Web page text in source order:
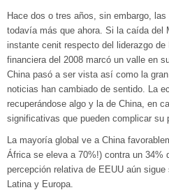
Hace dos o tres años, sin embargo,
todavía más que ahora. Si la caída del
instante cenit respecto del liderazgo
financiera del 2008 marcó un valle en
China pasó a ser vista así como la
noticias han cambiado de sentido. La
recuperándose algo y la de China, en
significativas que pueden complicar su
La mayoría global ve a China
África se eleva a 70%!) contra un 34%
percepción relativa de EEUU aún
Latina y Europa.